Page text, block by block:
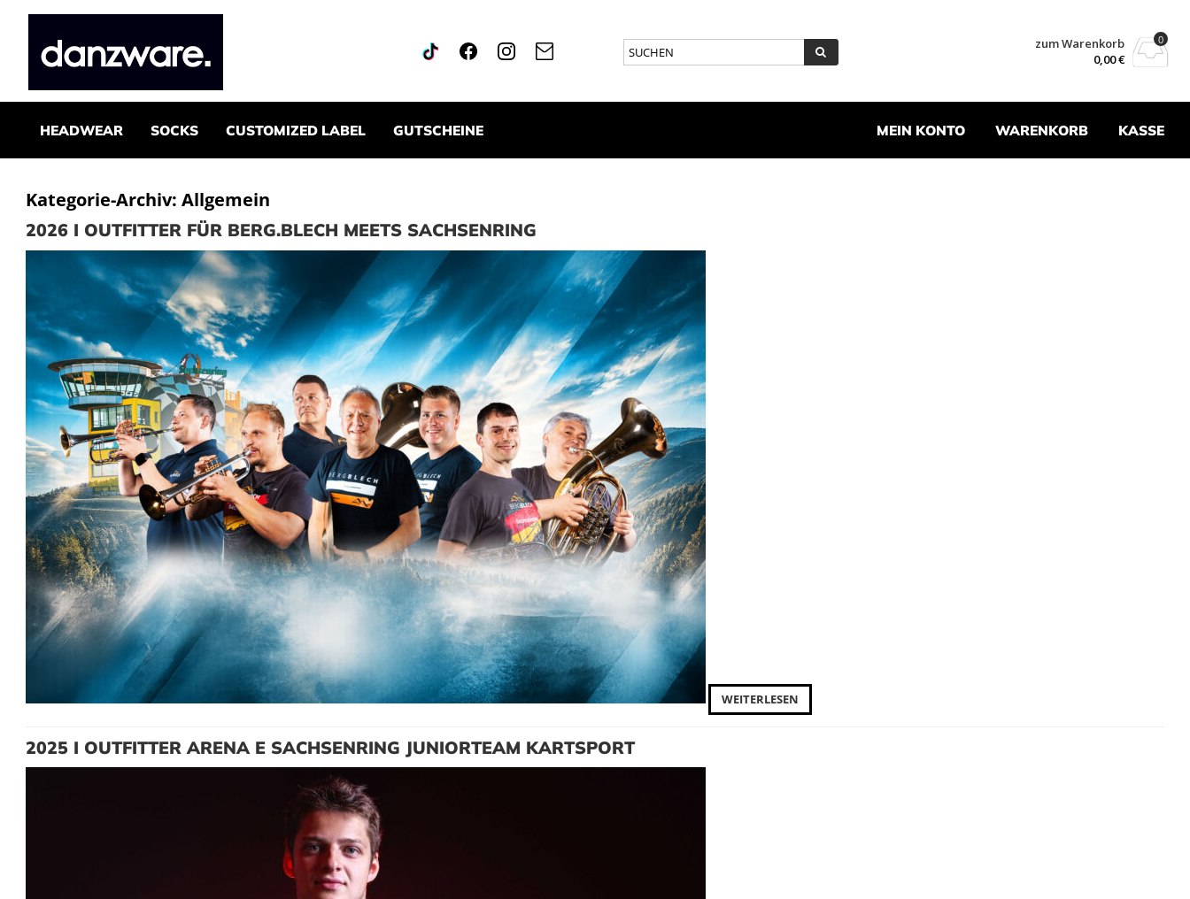
zum Warenkorb
0,00€
0
HEADWEAR SOCKS CUSTOMIZED LABEL GUTSCHEINE MEIN KONTO WARENKORB KASSE
Kategorie-Archiv:Allgemein
2026 I OUTFITTER FÜR BERG.BLECH MEETS SACHSENRING
WEITERLESEN
2025 I OUTFITTER ARENA E SACHSENRING JUNIORTEAM KARTSPORT